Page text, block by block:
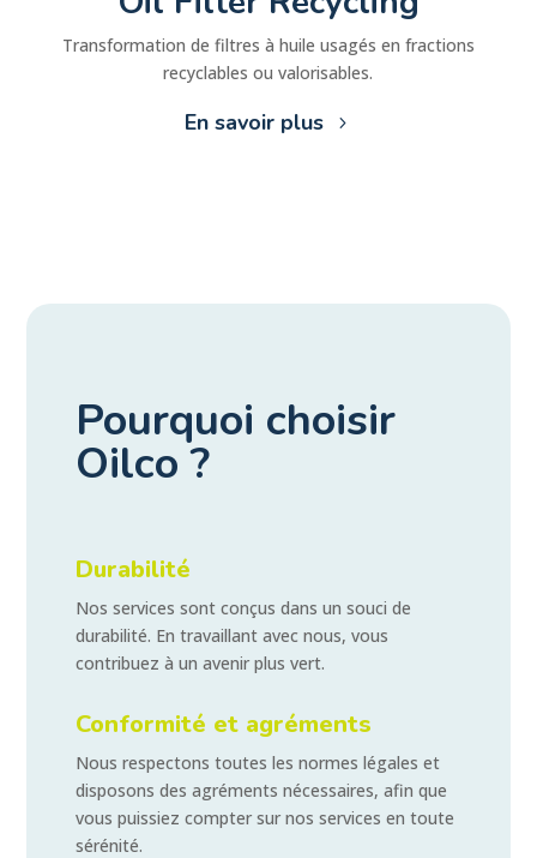
Transformation de filtres à huile usagés en fractions
recyclables ou valorisables.
En savoir plus
Pourquoi choisir
Oilco ?
Durabilité
Nos services sont conçus dans un souci de
durabilité. En travaillant avec nous, vous
contribuez à un avenir plus vert.
Conformité et agréments
Nous respectons toutes les normes légales et
disposons des agréments nécessaires, afin que
vous puissiez compter sur nos services en toute
sérénité.